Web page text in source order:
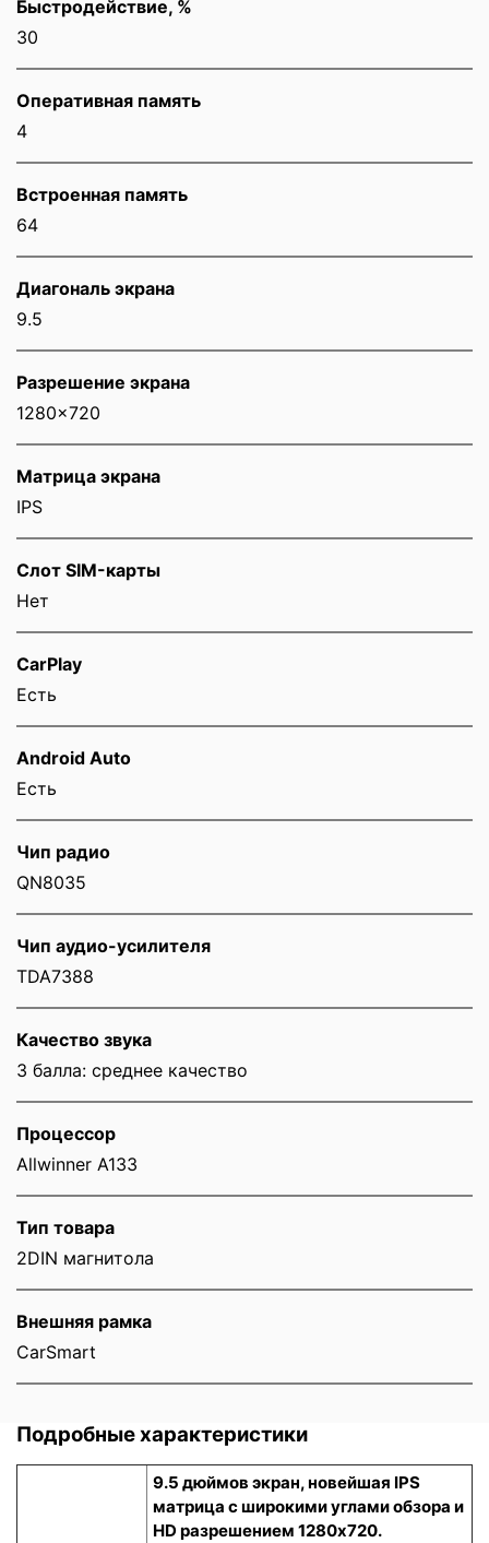
Быстродействие, %
30
Оперативная память
4
Встроенная память
64
Диагональ экрана
9.5
Разрешение экрана
1280x720
Матрица экрана
IPS
Слот SIM-карты
Нет
CarPlay
Есть
Android Auto
Есть
Чип радио
QN8035
Чип аудио-усилителя
TDA7388
Качество звука
3 балла: среднее качество
Процессор
Allwinner A133
Тип товара
2DIN магнитола
Внешняя рамка
CarSmart
Подробные характеристики
9.5 дюймов экран, новейшая IPS
матрица с широкими углами обзора и
HD разрешением 1280x720.